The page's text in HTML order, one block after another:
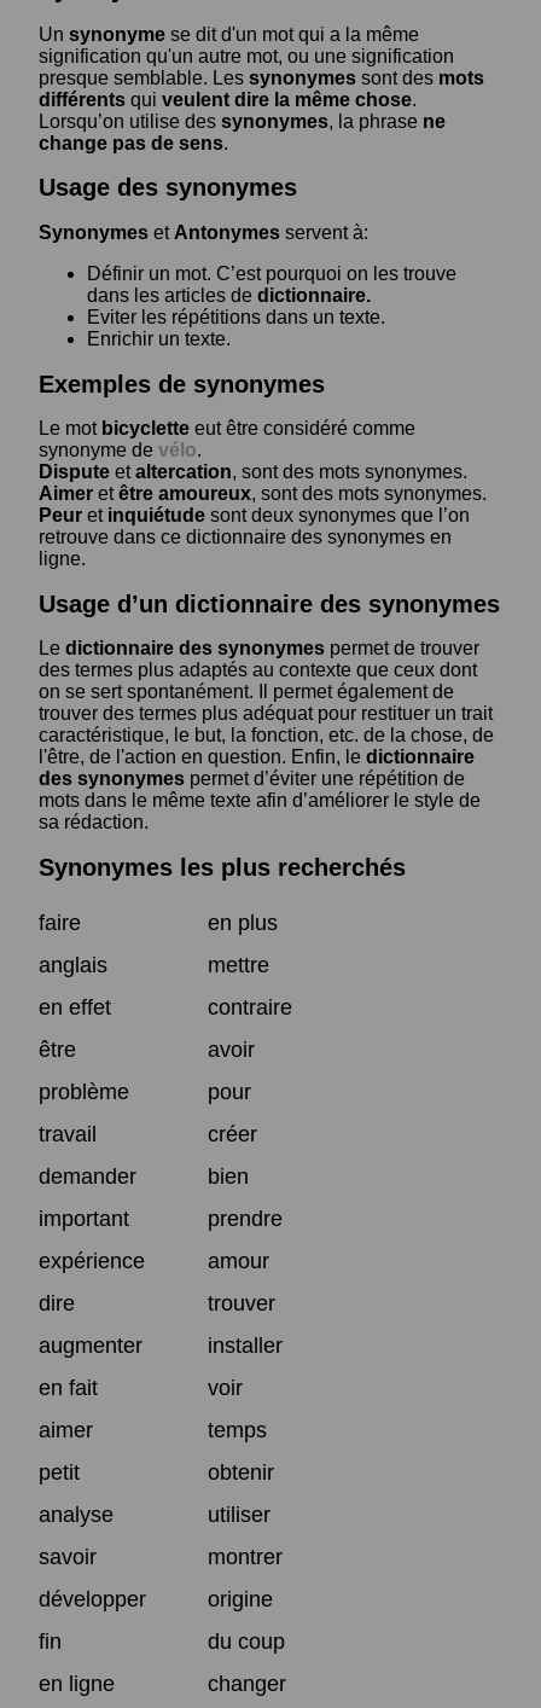
Un synonyme se dit d'un mot qui a la même
signification qu'un autre mot, ou une signification
presque semblable. Les synonymes sont des mots
différents qui veulent dire la même chose.
Lorsqu’on utilise des synonymes, la phrase ne
change pas de sens.
Usage des synonymes
Synonymes et Antonymes servent à:
Définir un mot. C’est pourquoi on les trouve
dans les articles de dictionnaire.
Eviter les répétitions dans un texte.
Enrichir un texte.
Exemples de synonymes
Le mot bicyclette eut être considéré comme
synonyme de vélo.
Dispute etaltercation, sont des mots synonymes.
Aimer etêtre amoureux, sont des mots synonymes.
Peur et inquiétude sont deux synonymes que l’on
retrouve dans ce dictionnaire des synonymes en
ligne.
Usage d’un dictionnaire des synonymes
Le dictionnaire des synonymes permet de trouver
des termes plus adaptés au contexte que ceux dont
on se sert spontanément. Il permet également de
trouver des termes plus adéquat pour restituer un trait
caractéristique, le but, la fonction, etc. de la chose, de
l'être, de l'action en question. Enfin, le dictionnaire
des synonymes permet d’éviter une répétition de
mots dans le même texte afin d’améliorer le style de
sa rédaction.
Synonymes les plus recherchés
faire
en plus
anglais
mettre
en effet
contraire
être
avoir
problème
pour
travail
créer
demander
bien
important
prendre
expérience
amour
dire
trouver
augmenter
installer
en fait
voir
aimer
temps
petit
obtenir
analyse
utiliser
savoir
montrer
développer
origine
fin
du coup
en ligne
changer